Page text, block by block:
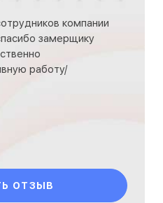
компании
замерщику
работу/
ОТЗЫВ